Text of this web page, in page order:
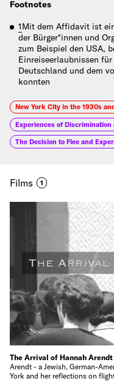
Footnotes
1Mit dem Affidavit ist
der Bürger*innen und
zum Beispiel den USA,
Einreiseerlaubnissen
Deutschland und dem
konnten
New York City in the 1930s
Experiences of Discrimination
The Decision to Flee and
Films 1
The Arrival of Hannah Arendt
Arendt - a Jewish, German-
York and her reflections on